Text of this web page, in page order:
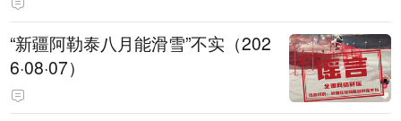
“新疆阿勒泰八月能滑雪”不实（202
6·08·07）